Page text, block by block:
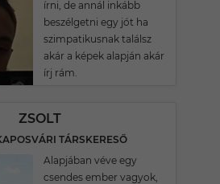
írni, de annál inkább
beszélgetni egy jót ha
szimpatikusnak találsz
akár a képek alapján akár
írj rám.
ZSOLT
TÁRSKERESŐ
Alapjában véve egy
csendes ember vagyok,